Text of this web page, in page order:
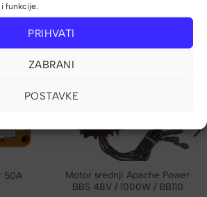
funkcije.
PRIHVATI
ZABRANI
POSTAVKE
50A
Motor srednji Apache Power
BBS 48V / 1000W / BB110